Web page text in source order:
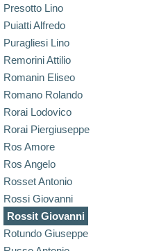
Presotto Lino
Puiatti Alfredo
Puragliesi Lino
Remorini Attilio
Romanin Eliseo
Romano Rolando
Rorai Lodovico
Rorai Piergiuseppe
Ros Amore
Ros Angelo
Rosset Antonio
Rossi Giovanni
Rossit Giovanni
Rotundo Giuseppe